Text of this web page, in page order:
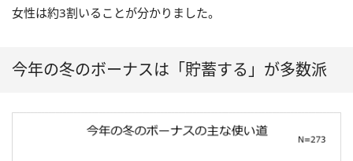
女性は約3割いることが分かりました。
今年の冬のボーナスは「貯蓄する」が多数派